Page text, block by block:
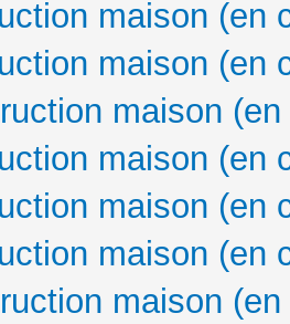
maison (en
maison (en
maison
maison (en
maison (en
maison (en
maison